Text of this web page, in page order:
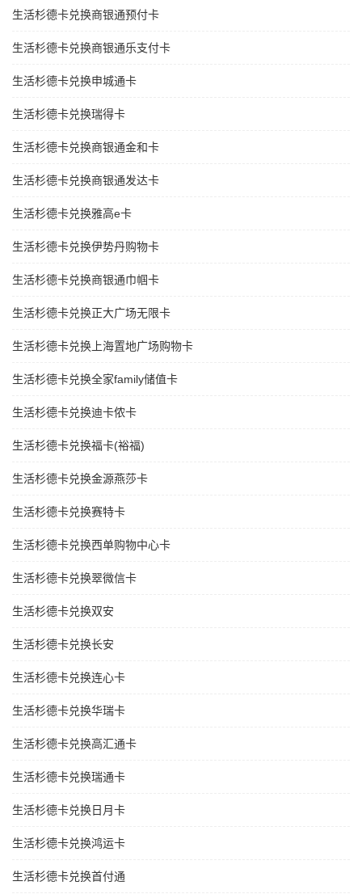
生活杉德卡兑换商银通预付卡
生活杉德卡兑换商银通乐支付卡
生活杉德卡兑换申城通卡
生活杉德卡兑换瑞得卡
生活杉德卡兑换商银通金和卡
生活杉德卡兑换商银通发达卡
生活杉德卡兑换雅高e卡
生活杉德卡兑换伊势丹购物卡
生活杉德卡兑换商银通巾帼卡
生活杉德卡兑换正大广场无限卡
生活杉德卡兑换上海置地广场购物卡
生活杉德卡兑换全家family储值卡
生活杉德卡兑换迪卡侬卡
生活杉德卡兑换福卡(裕福)
生活杉德卡兑换金源燕莎卡
生活杉德卡兑换赛特卡
生活杉德卡兑换西单购物中心卡
生活杉德卡兑换翠微信卡
生活杉德卡兑换双安
生活杉德卡兑换长安
生活杉德卡兑换连心卡
生活杉德卡兑换华瑞卡
生活杉德卡兑换高汇通卡
生活杉德卡兑换瑞通卡
生活杉德卡兑换日月卡
生活杉德卡兑换鸿运卡
生活杉德卡兑换首付通